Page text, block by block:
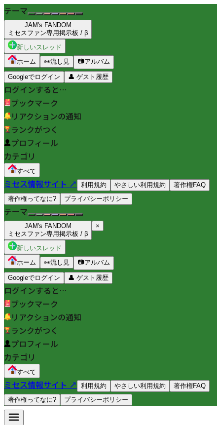
テーマ
JAM's FANDOM
ミセスファン専用掲示板 / β
新しいスレッド
ホーム
👀流し見 📷アルバム
Googleでログイン 👤 ゲスト履歴
ログインすると…
ブックマーク
リアクションの通知
ランクがつく
プロフィール
カテゴリ
すべて
ミセス情報サイト ↗ 利用規約 やさしい利用規約
著作権FAQ
著作権ってなに?
プライバシーポリシー
テーマ
JAM's FANDOM
ミセスファン専用掲示板 / β
×
新しいスレッド
ホーム
👀流し見 📷アルバム
Googleでログイン 👤 ゲスト履歴
ログインすると…
ブックマーク
リアクションの通知
ランクがつく
プロフィール
カテゴリ
すべて
ミセス情報サイト ↗ 利用規約 やさしい利用規約
著作権FAQ
著作権ってなに?
プライバシーポリシー